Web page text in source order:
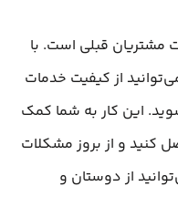
مشتریان قبلی است. با
از کیفیت خدمات
این کار به شما کمک
کنید و از بروز مشکلات
از دوستان و